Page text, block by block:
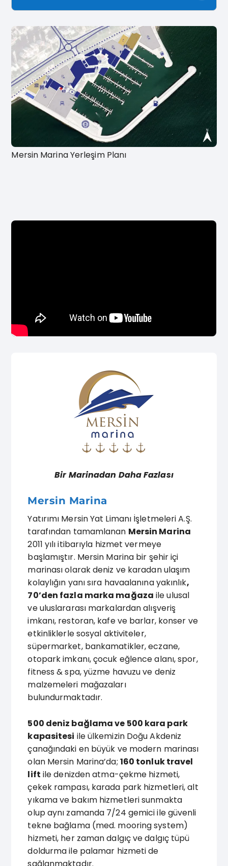
Bir Marinadan Daha Fazlası
Mersin Marina
Yatırımı Mersin Yat Limanı İşletmeleri A.Ş.
tarafından tamamlanan Mersin Marina
2011 yılı itibarıyla hizmet vermeye
başlamıştır. Mersin Marina bir şehir içi
marinası olarak deniz ve karadan ulaşım
kolaylığın yanı sıra havaalanına yakınlık,
70’den fazla marka mağaza ile ulusal
ve uluslararası markalardan alışveriş
imkanı, restoran, kafe ve barlar, konser ve
etkinliklerle sosyal aktiviteler,
süpermarket, bankamatikler, eczane,
otopark imkanı, çocuk eğlence alanı, spor,
fitness & spa, yüzme havuzu ve deniz
malzemeleri mağazaları
bulundurmaktadır.
500 deniz bağlama ve 500 kara park
kapasitesi ile ülkemizin Doğu Akdeniz
çanağındaki en büyük ve modern marinası
olan Mersin Marina’da; 160 tonluk travel
lift ile denizden atma-çekme hizmeti,
çekek rampası, karada park hizmetleri, alt
yıkama ve bakım hizmetleri sunmakta
olup aynı zamanda 7/24 gemici ile güvenli
tekne bağlama (med. mooring system)
hizmeti, her zaman dalgıç ve dalgıç tüpü
doldurma ile palamar hizmeti de
sağlanmaktadır.